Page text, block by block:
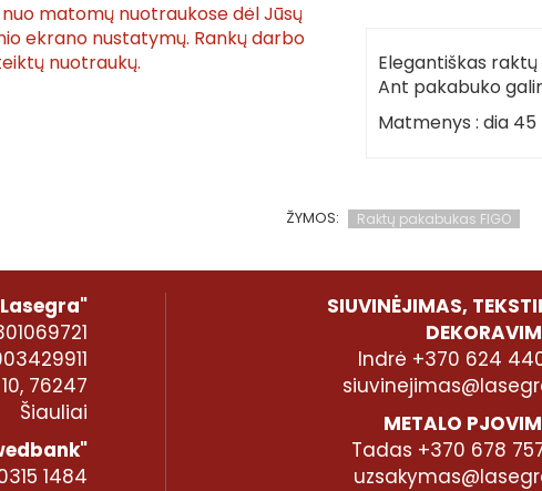
matomų nuotraukose dėl Jūsų
ekrano nustatymų. Rankų darbo
nuotraukų.
Elegantiškas
Ant pakabuko
Matmenys : dia
ŽYMOS: Raktų pakabukas FIGO
76247
Šiauliai
1484
SIUVINĖJIMAS,
Indrė +370 624
METALO
Tadas +370 678